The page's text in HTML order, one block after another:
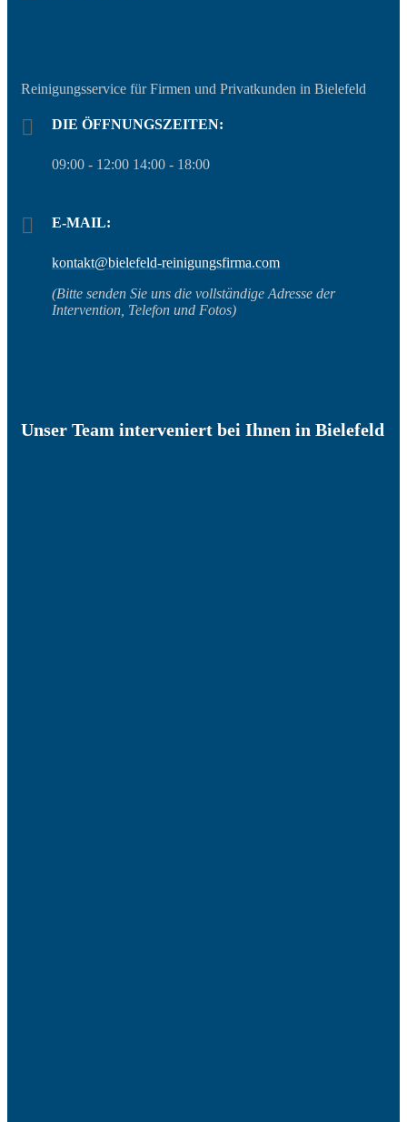
Reinigungsservice für Firmen und Privatkunden in Bielefeld
DIE ÖFFNUNGSZEITEN:
09:00 - 12:00 14:00 - 18:00
E-MAIL:
kontakt@bielefeld-reinigungsfirma.com
(Bitte senden Sie uns die vollständige Adresse der
Intervention, Telefon und Fotos)
Unser Team interveniert bei Ihnen in Bielefeld